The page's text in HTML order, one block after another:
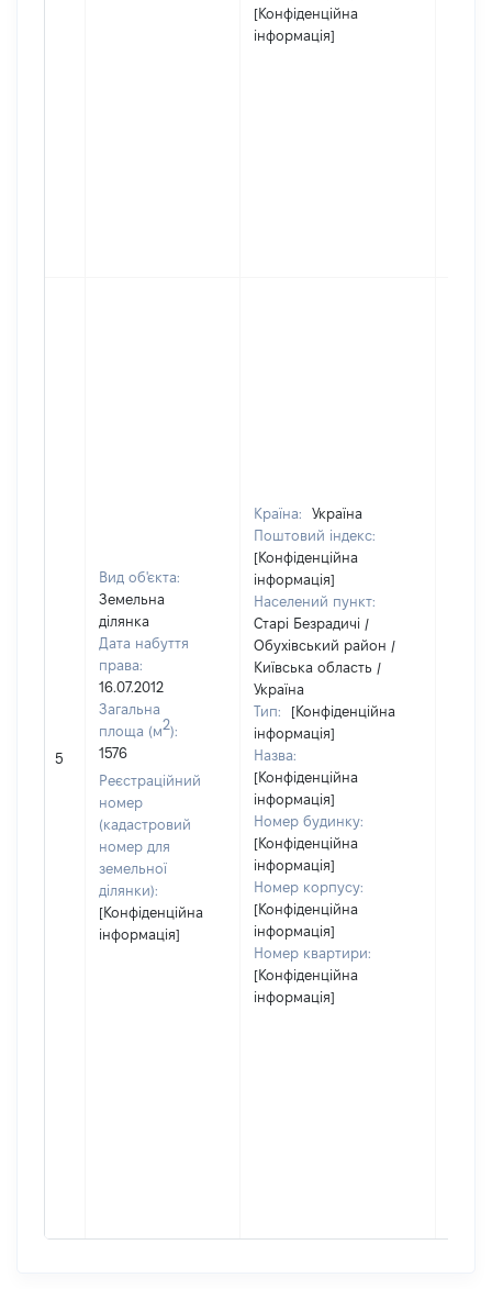
[Конфіденційна
інформація]
5
Вид об'єкта:
Земельна
ділянка
Дата набуття
права:
16.07.2012
Загальна
площа (м2):
1576
Реєстраційний
номер
(кадастровий
номер для
земельної
ділянки):
[Конфіденційна
інформація]
Країна:
Україна
Поштовий індекс:
[Конфіденційна
інформація]
Населений пункт:
Старі Безрадичі /
Обухівський район /
Київська область /
Україна
Тип:
[Конфіденційна
інформація]
Назва:
[Конфіденційна
інформація]
Номер будинку:
[Конфіденційна
інформація]
Номер корпусу:
[Конфіденційна
інформація]
Номер квартири:
[Конфіденційна
інформація]